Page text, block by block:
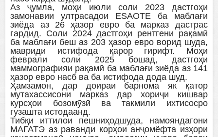
Аз ҷумла, моҳи июли соли 2023 дастгоҳи
замонавии ултрасадои ESAOTE ба маблағи
зиёда аз 26 ҳазор евро ба марказ дастрас
гардид. Соли 2024 дастгоҳи рентгени рақамӣ
ба маблағи беш аз 203 ҳазор евро ворид шуда,
мавриди истифода қарор гирифт. Моҳи
феврали соли 2025 бошад, дастгоҳи
маммографияи рақамӣ ба маблағи зиёда аз 141
ҳазор евро насб ва ба истифода дода шуд.
Ҳамзамон, дар доираи барнома як қатор
мутахассисони марказ дар хориҷи кишвар
курсҳои бозомӯзӣ ва такмили ихтисосро
гузашта истодаанд.
Тибқи иттилои пешниҳодшуда, намояндагони
МАГАТЭ аз раванди корҳои анҷомёфта изҳори